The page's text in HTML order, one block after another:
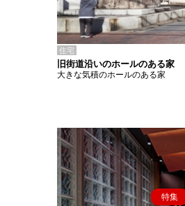
住宅
旧街道沿いのホールのある家
大きな気積のホールのある家
特集